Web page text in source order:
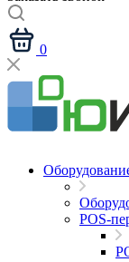
0
POS-